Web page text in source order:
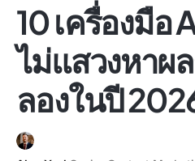
10 เครื่องมือ
ไม่แสวงหาผ
ลองในปี